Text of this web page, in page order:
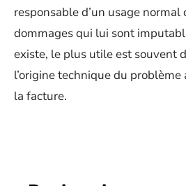
responsable d’un usage
dommages qui lui sont
existe, le plus utile est souvent
l’origine technique du
la facture.